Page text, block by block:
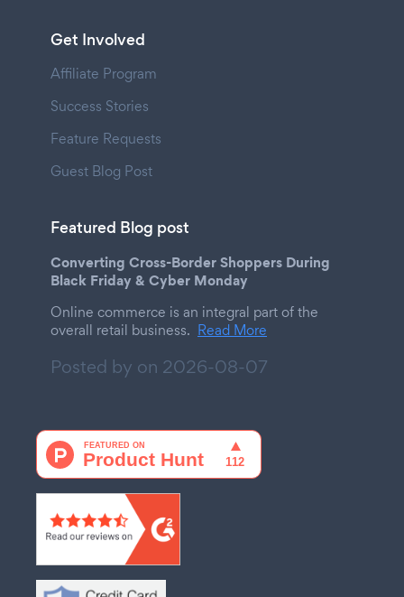
Get Involved
Affiliate Program
Success Stories
Feature Requests
Guest Blog Post
Featured Blog post
Converting Cross-Border Shoppers During
Black Friday & Cyber Monday
Online commerce is an integral part of the
overall retail business. Read More
Posted by on 2026-08-07